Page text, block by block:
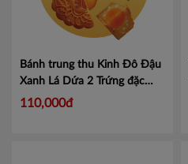
Ninh Thuận
Quảng Bình
Bánh trung thu Kinh Đô Đậu
Xanh Lá Dứa 2 Trứng đặc
biệt 210g Mã L
110,000đ